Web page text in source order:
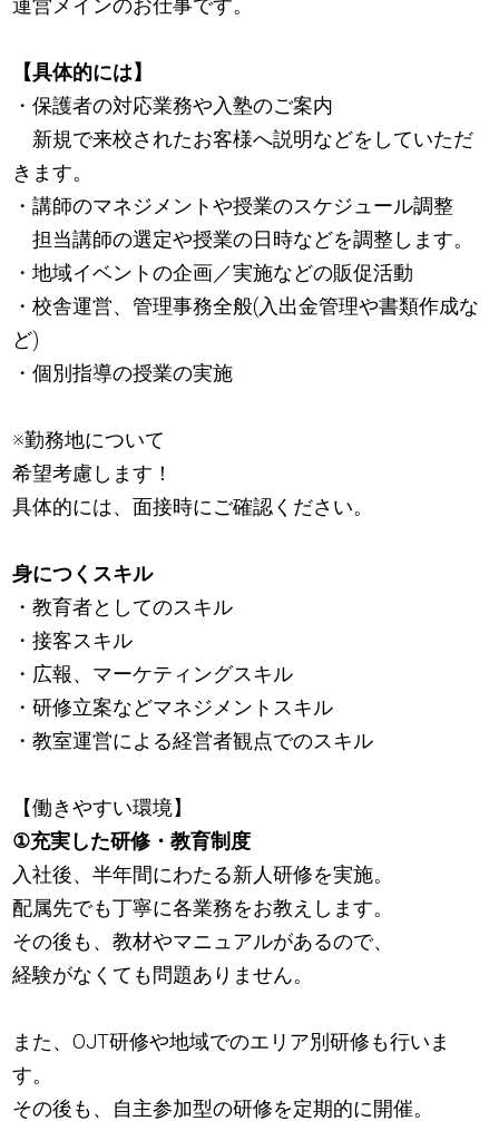
運営メインのお仕事です。
【具体的には】
・保護者の対応業務や入塾のご案内
新規で来校されたお客様へ説明などをしていただ
きます。
・講師のマネジメントや授業のスケジュール調整
担当講師の選定や授業の日時などを調整します。
・地域イベントの企画／実施などの販促活動
・校舎運営、管理事務全般(入出金管理や書類作成な
ど)
・個別指導の授業の実施
※勤務地について
希望考慮します！
具体的には、面接時にご確認ください。
身につくスキル
・教育者としてのスキル
・接客スキル
・広報、マーケティングスキル
・研修立案などマネジメントスキル
・教室運営による経営者観点でのスキル
【働きやすい環境】
①充実した研修・教育制度
入社後、半年間にわたる新人研修を実施。
配属先でも丁寧に各業務をお教えします。
その後も、教材やマニュアルがあるので、
経験がなくても問題ありません。
また、OJT研修や地域でのエリア別研修も行いま
す。
その後も、自主参加型の研修を定期的に開催。